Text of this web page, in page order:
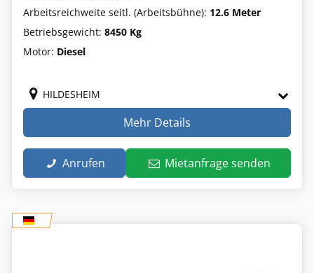
Arbeitsreichweite seitl. (Arbeitsbühne): 12.6 Meter
Betriebsgewicht: 8450 Kg
Motor: Diesel
HILDESHEIM
Mehr Details
Anrufen Mietanfrage senden